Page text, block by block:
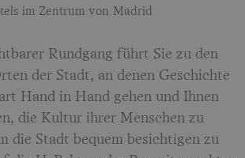
im Zentrum von Madrid
Rundgang führt Sie zu den
der Stadt, an denen Geschichte
Hand in Hand gehen und Ihnen
die Kultur ihrer Menschen zu
die Stadt bequem besichtigen zu